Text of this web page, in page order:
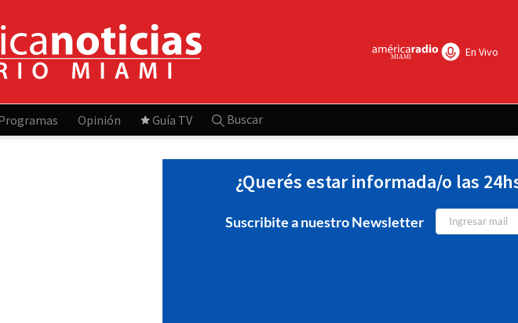
En Vivo
Opinión Guía TV Buscar
¿Querés estar informada/o las
Suscribite a nuestro Newsletter